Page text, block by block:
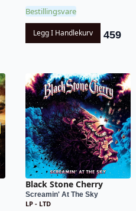
Bestillingsvare
Legg I Handlekurv 459
Black Stone Cherry
Screamin' At The Sky
LP - LTD